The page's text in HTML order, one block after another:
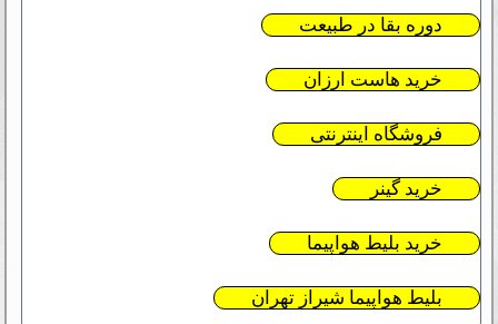
دوره بقا در طبیعت
خرید هاست ارزان
فروشگاه اینترنتی
خرید گینر
خرید بلیط هواپیما
بلیط هواپیما شیراز تهران